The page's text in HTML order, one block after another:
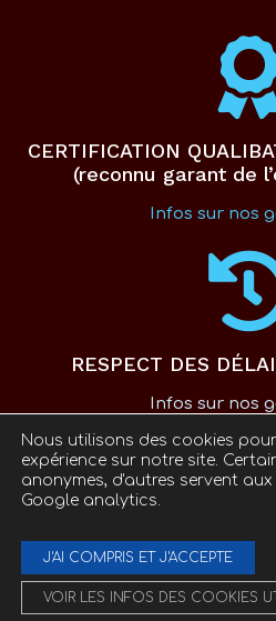
CERTIFICATION
(reconnu garant de
Infos sur nos
RESPECT DES
Infos sur nos
Politique de
© 2001-2026–
Nous utilisons des cookies
expérience sur notre site.
anonymes, d'autres servent
Google analytics.
J'AI COMPRIS ET J'ACCEPTE
VOIR LES INFOS DES COOKIES